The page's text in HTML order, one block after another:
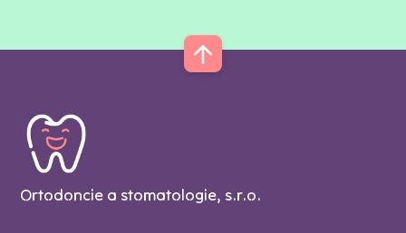
Ortodoncie a stomatologie, s.r.o.